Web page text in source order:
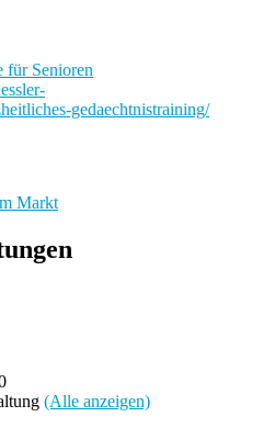
für Senioren
gedaechtnistraining/
Markt
(Alle anzeigen)